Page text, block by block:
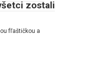
zostali
fľaštičkou a